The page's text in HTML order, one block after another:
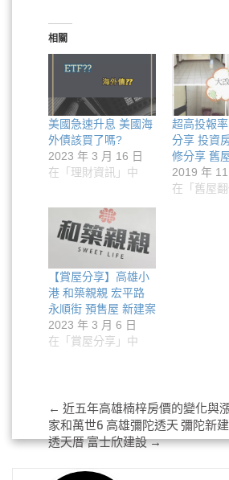
相關
美國急速升息 美國海
外債該買了嗎?
2023 年 3 月 16 日
在「理財資訊」中
超高投報
分享 投資
修分享 舊
2019 年
在「舊屋
【賞屋分享】高雄小
港 和築親親 宏平路
永順街 預售屋 新建案
2023 年 3 月 6 日
在「賞屋分享」中
Post
navigation
← 近五年高雄楠梓房價的變化與
家和萬世6 高雄彌陀透天 彌陀新
透天厝 富士欣建設→